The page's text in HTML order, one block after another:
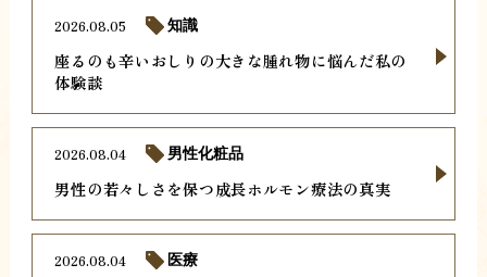
座るのも辛いおしりの大きな腫れ物に悩んだ私の
体験談
2026.08.05 知識
男性の若々しさを保つ成長ホルモン療法の真実
2026.08.04 男性化粧品
2026.08.04 医療